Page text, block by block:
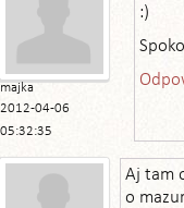
majka
2012-04-06
05:32:35
:)
Aj tam
o